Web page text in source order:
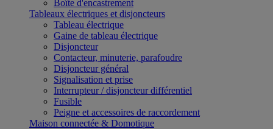
Boîte d'encastrement
Tableaux électriques et disjoncteurs
Tableau électrique
Gaine de tableau électrique
Disjoncteur
Contacteur, minuterie, parafoudre
Disjoncteur général
Signalisation et prise
Interrupteur / disjoncteur différentiel
Fusible
Peigne et accessoires de raccordement
Maison connectée & Domotique